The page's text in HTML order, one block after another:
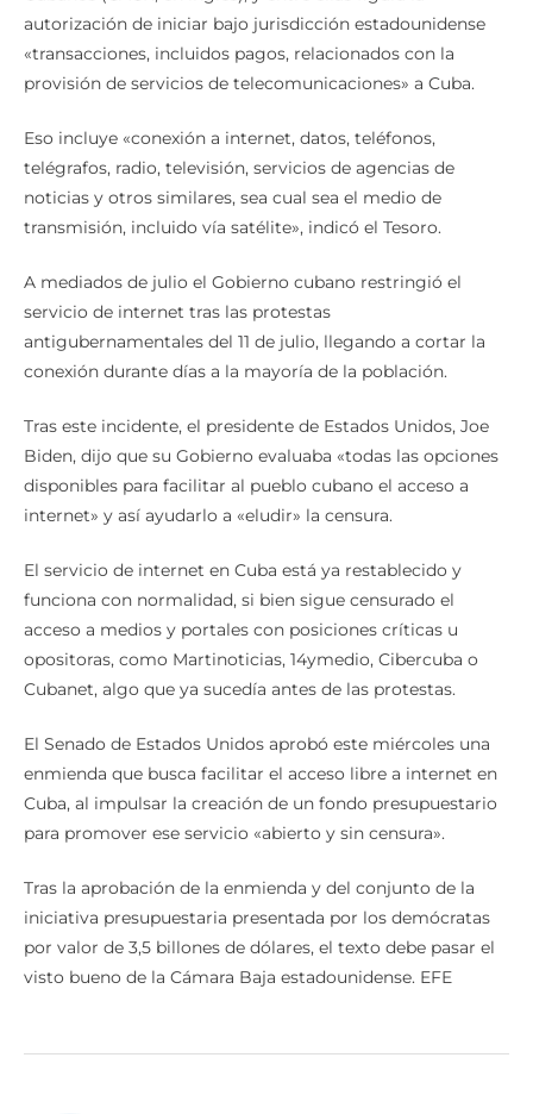
autorización de iniciar bajo jurisdicción estadounidense
«transacciones, incluidos pagos, relacionados con la
provisión de servicios de telecomunicaciones» a Cuba.
Eso incluye «conexión a internet, datos, teléfonos,
telégrafos, radio, televisión, servicios de agencias de
noticias y otros similares, sea cual sea el medio de
transmisión, incluido vía satélite», indicó el Tesoro.
A mediados de julio el Gobierno cubano restringió el
servicio de internet tras las protestas
antigubernamentales del 11 de julio, llegando a cortar la
conexión durante días a la mayoría de la población.
Tras este incidente, el presidente de Estados Unidos, Joe
Biden, dijo que su Gobierno evaluaba «todas las opciones
disponibles para facilitar al pueblo cubano el acceso a
internet» y así ayudarlo a «eludir» la censura.
El servicio de internet en Cuba está ya restablecido y
funciona con normalidad, si bien sigue censurado el
acceso a medios y portales con posiciones críticas u
opositoras, como Martinoticias, 14ymedio, Cibercuba o
Cubanet, algo que ya sucedía antes de las protestas.
El Senado de Estados Unidos aprobó este miércoles una
enmienda que busca facilitar el acceso libre a internet en
Cuba, al impulsar la creación de un fondo presupuestario
para promover ese servicio «abierto y sin censura».
Tras la aprobación de la enmienda y del conjunto de la
iniciativa presupuestaria presentada por los demócratas
por valor de 3,5 billones de dólares, el texto debe pasar el
visto bueno de la Cámara Baja estadounidense. EFE